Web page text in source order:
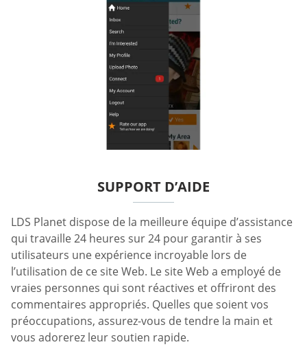
SUPPORT D’AIDE
LDS Planet dispose de la meilleure équipe d’assistance
qui travaille 24 heures sur 24 pour garantir à ses
utilisateurs une expérience incroyable lors de
l’utilisation de ce site Web. Le site Web a employé de
vraies personnes qui sont réactives et offriront des
commentaires appropriés. Quelles que soient vos
préoccupations, assurez-vous de tendre la main et
vous adorerez leur soutien rapide.